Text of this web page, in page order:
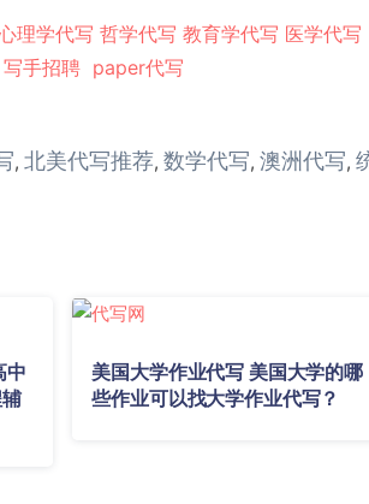
理学代写 哲学代写 教育学代写 医学代写
写手招聘 paper代写
, 北美代写推荐, 数学代写, 澳洲代写,
中
美国大学作业代写 美国大学的哪
些作业可以找大学作业代写？